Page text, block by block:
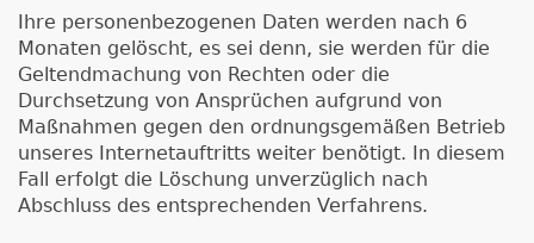
Ihre personenbezogenen Daten werden nach 6
Monaten gelöscht, es sei denn, sie werden für die
Geltendmachung von Rechten oder die
Durchsetzung von Ansprüchen aufgrund von
Maßnahmen gegen den ordnungsgemäßen Betrieb
unseres Internetauftritts weiter benötigt. In diesem
Fall erfolgt die Löschung unverzüglich nach
Abschluss des entsprechenden Verfahrens.